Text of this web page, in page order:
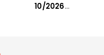
zůstává jemná a
10/2026